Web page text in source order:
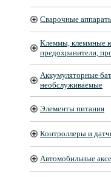
Сварочные
Клеммы, клеммные
предохранители,
Аккумуляторные
необслуживаемые
Элементы питания
Контроллеры и
Автомобильные